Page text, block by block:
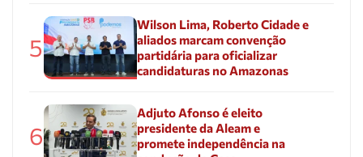
5
Wilson Lima, Roberto Cidade e
aliados marcam convenção
partidária para oficializar
candidaturas no Amazonas
6
Adjuto Afonso é eleito
presidente da Aleam e
promete independência na